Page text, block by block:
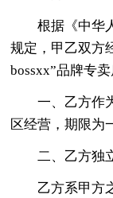
根据《中华
规定，甲乙双方
bossxx”品牌专
一、乙方作
区经营，期限为
二、乙方独
乙方系甲方